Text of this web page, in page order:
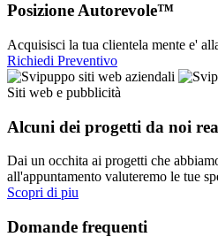
Posizione Autorevole™
Acquisisci la tua clientela mente e'
Richiedi Preventivo
Siti web e pubblicità
Alcuni dei progetti da noi
Dai un occhita ai progetti che
all'appuntamento valuteremo le tue
Scopri di piu
Domande frequenti